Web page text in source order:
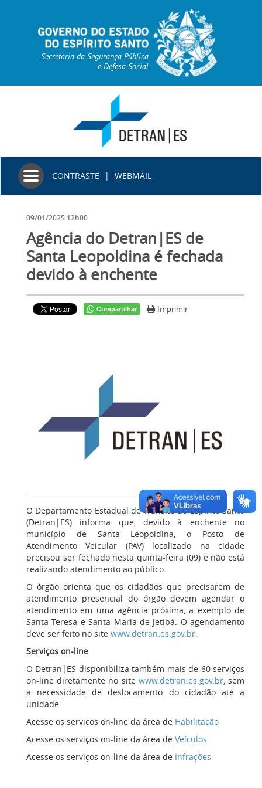
Secretaria da Segurança Pública
e Defesa Social
Toggle
navigation
CONTRASTE | WEBMAIL
09/01/2025 12h00
Agência do Detran|ES de
Santa Leopoldina é fechada
devido à enchente
Compartilhar Imprimir
O Departamento Estadual de Trânsito do Espírito Santo
(Detran|ES) informa que, devido à enchente no
município de Santa Leopoldina, o Posto de
Atendimento Veicular (PAV) localizado na cidade
precisou ser fechado nesta quinta-feira (09) e não está
realizando atendimento ao público.
O órgão orienta que os cidadãos que precisarem de
atendimento presencial do órgão devem agendar o
atendimento em uma agência próxima, a exemplo de
Santa Teresa e Santa Maria de Jetibá. O agendamento
deve ser feito no site www.detran.es.gov.br.
Serviços on-line
O Detran|ES disponibiliza também mais de 60 serviços
on-line diretamente no site www.detran.es.gov.br,sem
a necessidade de deslocamento do cidadão até a
unidade.
Acesse os serviços on-line da área de Habilitação
Acesse os serviços on-line da área de Veículos
Acesse os serviços on-line da área de Infrações